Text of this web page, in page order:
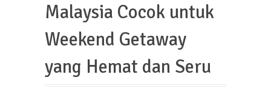
Malaysia Cocok untuk
Weekend Getaway
yang Hemat dan Seru